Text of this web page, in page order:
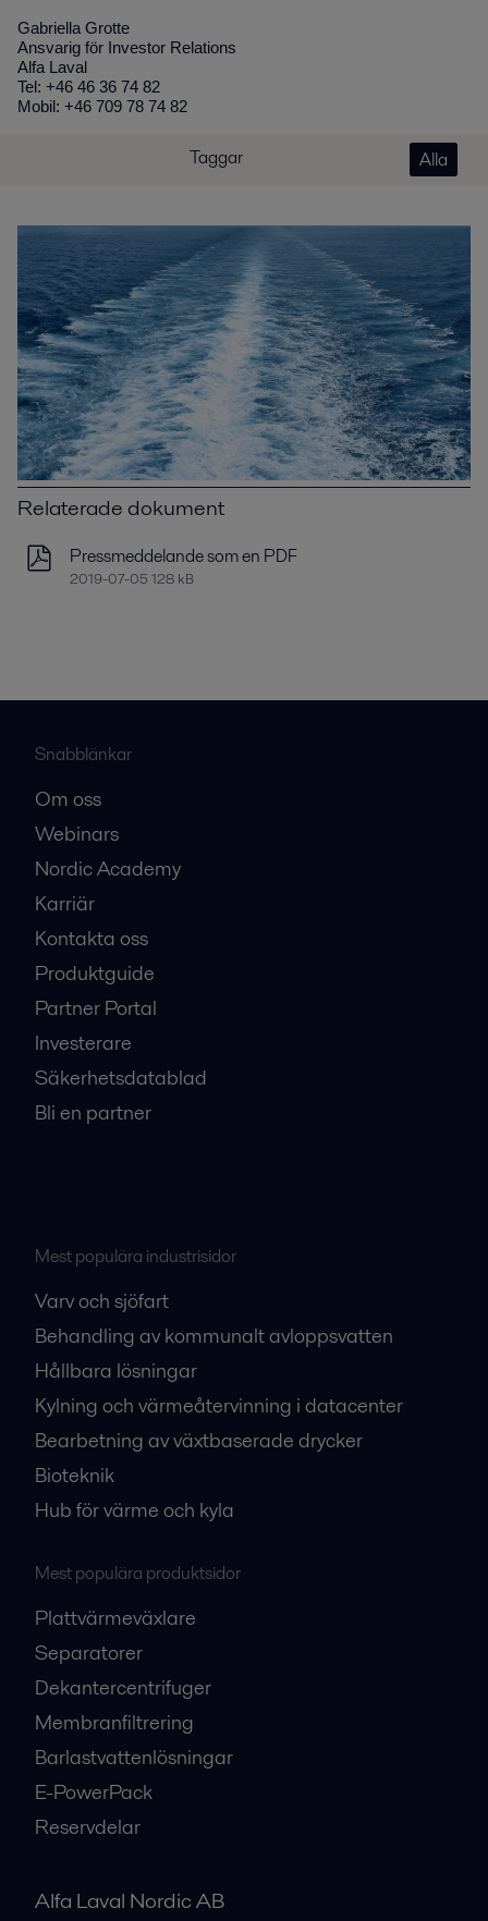
Gabriella Grotte
Ansvarig för Investor Relations
Alfa Laval
Tel: +46 46 36 74 82
Mobil: +46 709 78 74 82
Taggar Alla
Relaterade dokument
Pressmeddelande som en PDF
2019-07-05 128 kB
Snabblänkar
Om oss
Webinars
Nordic Academy
Karriär
Kontakta oss
Produktguide
Partner Portal
Investerare
Säkerhetsdatablad
Bli en partner
Mest populära industrisidor
Varv och sjöfart
Behandling av kommunalt avloppsvatten
Hållbara lösningar
Kylning och värmeåtervinning i datacenter
Bearbetning av växtbaserade drycker
Bioteknik
Hub för värme och kyla
Mest populära produktsidor
Plattvärmeväxlare
Separatorer
Dekantercentrifuger
Membranfiltrering
Barlastvattenlösningar
E-PowerPack
Reservdelar
Alfa Laval Nordic AB